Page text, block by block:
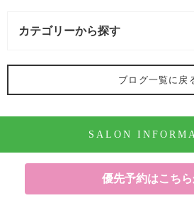
カテゴリーから探す
オススメメニュー (122記事)
パーマ (10記事)
ブログ一覧に戻
SALON
優先予約はこちら